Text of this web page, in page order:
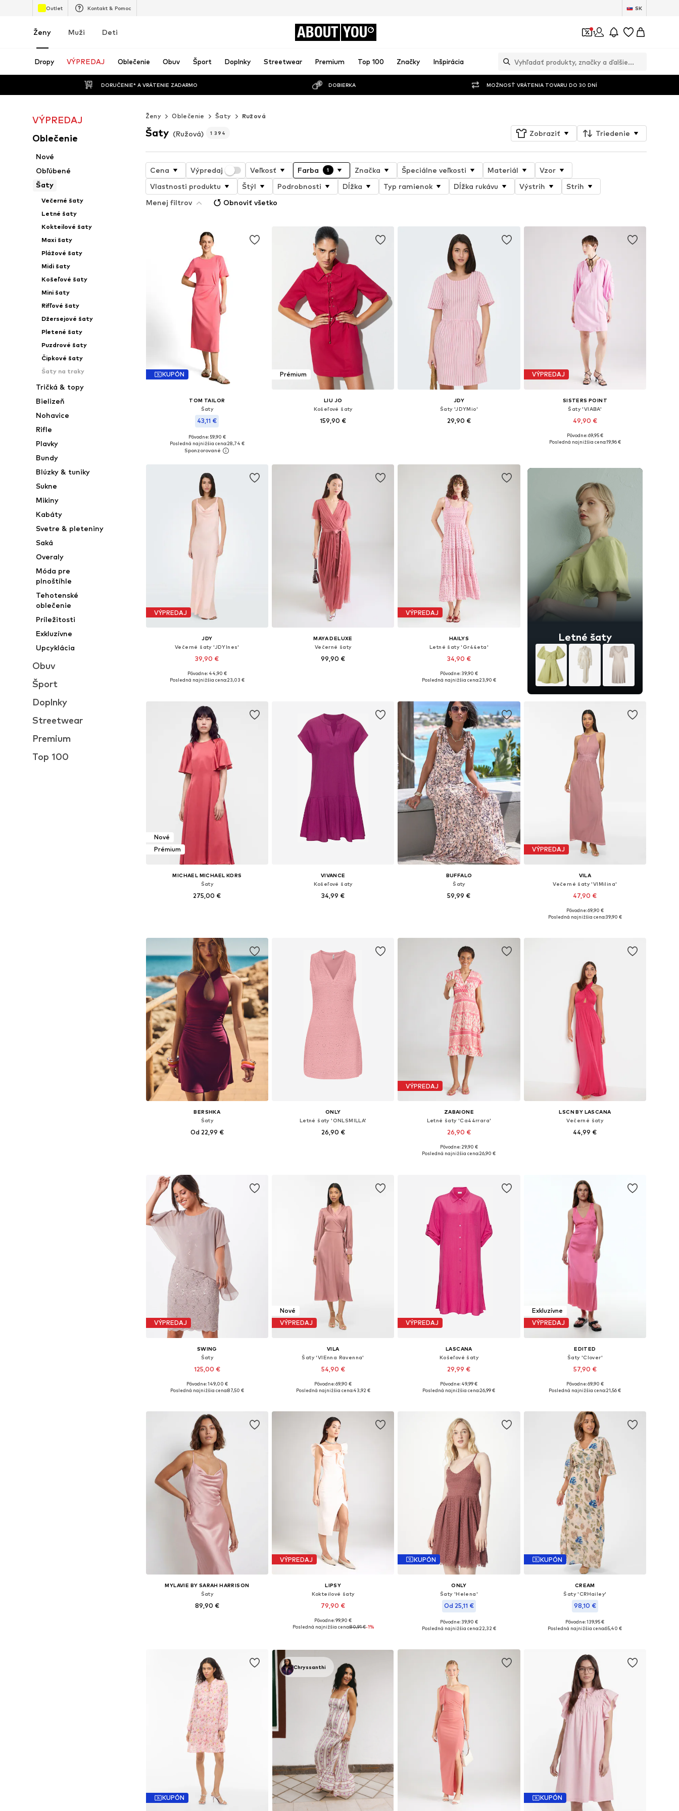
Outlet Kontakt & Pomoc SK
Ženy Muži Deti ABOUT YOU 1
Dropy VÝPREDAJ Oblečenie Obuv Šport Doplnky Streetwear Premium Top 100 Značky Inšpirácia
DORUČENIE* A VRÁTENIE ZADARMO DOBIERKA MOŽNOSŤ VRÁTENIA TOVARU DO 30 DNÍ
VÝPREDAJ
Oblečenie
Nové
Obľúbené
Šaty
Večerné šaty
Letné šaty
Kokteilové šaty
Maxi šaty
Plážové šaty
Midi šaty
Košeľové šaty
Mini šaty
Rifľové šaty
Džersejové šaty
Pletené šaty
Puzdrové šaty
Čipkové šaty
Šaty na traky
Tričká & topy
Bielizeň
Nohavice
Rifle
Plavky
Bundy
Blúzky & tuniky
Sukne
Mikiny
Kabáty
Svetre & pleteniny
Saká
Overaly
Móda pre
plnoštíhle
Tehotenské
oblečenie
Príležitosti
Exkluzívne
Upcyklácia
Obuv
Šport
Doplnky
Streetwear
Premium
Top 100
Ženy Oblečenie Šaty Ružová
Šaty (Ružová) 1 394 Zobraziť Triedenie
Cena Výpredaj Veľkosť Farba 1 Značka Špeciálne veľkosti Materiál
Vzor
Vlastnosti produktu
Štýl Podrobnosti Dĺžka Typ ramienok Dĺžka rukávu Výstrih
Strih
Menej filtrov
Obnoviť všetko
KUPÓN
TOM TAILOR
Šaty
43,11 €
Dostupné veľkosti: 34, 36, 38, 40, 46
Pridať do košíka
Pôvodne: 59,90 €
Posledná najnižšia cena:28,74 €
Prémium
LIU JO
Košeľové šaty
159,90 €
JDY
Šaty 'JDYMio'
29,90 €
VÝPREDAJ
SISTERS POINT
Šaty 'VIABA'
49,90 €
Dostupné veľkosti: 34, 36, 38, 40
Pôvodne: 69,95 €
Posledná najnižšia cena:19,96 €
VÝPREDAJ
JDY
Večerné šaty 'JDYInes'
39,90 €
Dostupné veľkosti: 34, 36, 38, 40, 42
Pôvodne: 44,90 €
Posledná najnižšia cena:23,03 €
MAYA DELUXE
Večerné šaty
99,90 €
VÝPREDAJ
HAILYS
Letné šaty 'Gr44eta'
34,90 €
Dostupné veľkosti: 34, 36, 38, 40, 42, 44
Pôvodne: 39,90 €
Posledná najnižšia cena:23,90 €
Letné šaty
Nové
Prémium
MICHAEL MICHAEL KORS
Šaty
275,00 €
VIVANCE
Košeľové šaty
34,99 €
BUFFALO
Šaty
59,99 €
VÝPREDAJ
VILA
Večerné šaty 'VIMilina'
47,90 €
+11
Dostupné veľkosti: 34, 36, 38, 40
Pôvodne: 69,90 €
Posledná najnižšia cena:39,90 €
BERSHKA
Šaty
Od 22,99 €
ONLY
Letné šaty 'ONLSMILLA'
26,90 €
VÝPREDAJ
ZABAIONE
Letné šaty 'Ca44rrara'
26,90 €
Dostupné veľkosti: 34, 36, 38, 40, 42, 44
Pôvodne: 29,90 €
Posledná najnižšia cena:26,90 €
LSCN BY LASCANA
Večerné šaty
44,99 €
VÝPREDAJ
SWING
Šaty
125,00 €
Dostupné veľkosti: 34, 36, 38, 40, 42
Pôvodne: 149,00 €
Posledná najnižšia cena:87,50 €
Nové
VÝPREDAJ
VILA
Šaty 'VIEnna Ravenna'
54,90 €
+ 1
Dostupné veľkosti: 34, 36, 38, 40, 42, 44
Pôvodne: 69,90 €
Posledná najnižšia cena:43,92 €
VÝPREDAJ
LASCANA
Košeľové šaty
29,99 €
Dostupné veľkosti: 34, 36, 38, 40
Pôvodne: 49,99 €
Posledná najnižšia cena:26,99 €
Exkluzívne
VÝPREDAJ
EDITED
Šaty 'Clover'
57,90 €
Dostupné veľkosti: 34, 36, 38, 40, 42
Pôvodne: 69,90 €
Posledná najnižšia cena:21,56 €
MYLAVIE BY SARAH HARRISON
Šaty
89,90 €
VÝPREDAJ
LIPSY
Kokteilové šaty
79,90 €
Dostupné veľkosti: 34, 36, 38, 40, 42
Pôvodne: 99,90 €
Posledná najnižšia cena:80,91 €-1%
KUPÓN
ONLY
Šaty 'Helena'
Od 25,11 €
+7
Dostupné veľkosti: 32, 36
Pôvodne: 39,90 €
Posledná najnižšia cena:22,32 €
KUPÓN
CREAM
Šaty 'CRHailey'
98,10 €
Dostupné veľkosti: 34, 36, 38, 40, 44
Pôvodne: 139,95 €
Posledná najnižšia cena:65,40 €
KUPÓN
Chryssanthi
KUPÓN